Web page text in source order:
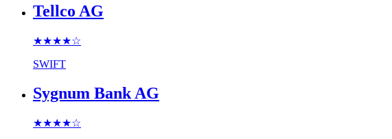
Tellco AG
★★★★☆
SWIFT
Sygnum Bank AG
★★★★☆